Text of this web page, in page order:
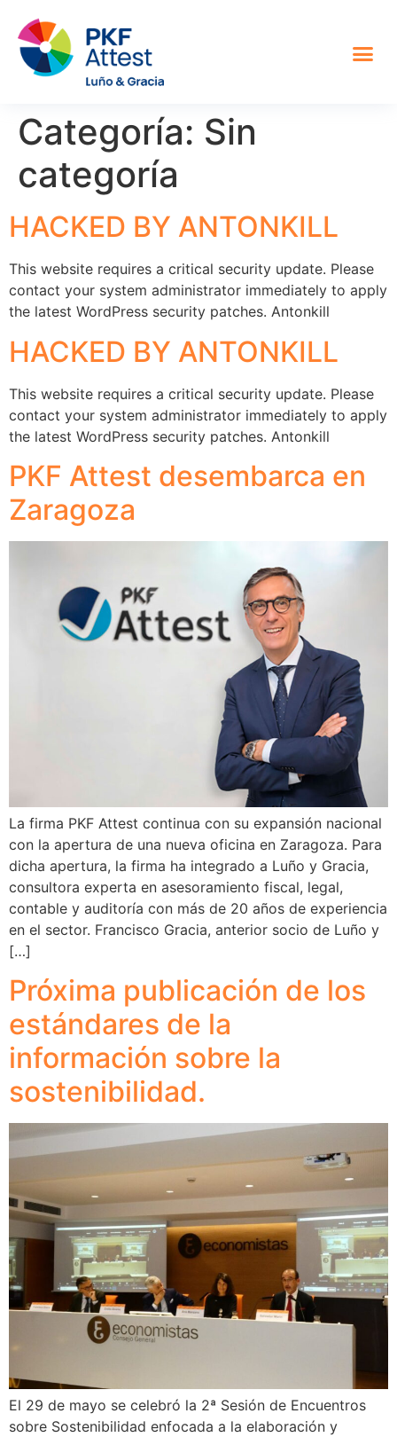
Categoría: Sin
categoría
HACKED BY ANTONKILL
This website requires a critical security update. Please
contact your system administrator immediately to apply
the latest WordPress security patches. Antonkill
HACKED BY ANTONKILL
This website requires a critical security update. Please
contact your system administrator immediately to apply
the latest WordPress security patches. Antonkill
PKF Attest desembarca en
Zaragoza
La firma PKF Attest continua con su expansión nacional
con la apertura de una nueva oficina en Zaragoza. Para
dicha apertura, la firma ha integrado a Luño y Gracia,
consultora experta en asesoramiento fiscal, legal,
contable y auditoría con más de 20 años de experiencia
en el sector. Francisco Gracia, anterior socio de Luño y
[…]
Próxima publicación de los
estándares de la
información sobre la
sostenibilidad.
El 29 de mayo se celebró la 2ª Sesión de Encuentros
sobre Sostenibilidad enfocada a la elaboración y